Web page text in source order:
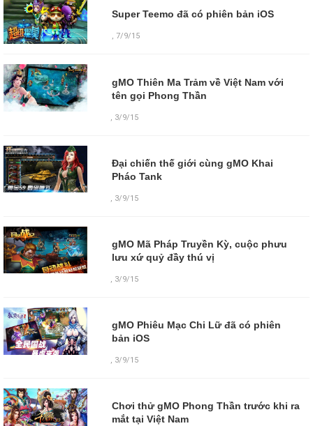
Super Teemo đã có phiên bản iOS
, 7/9/15
gMO Thiên Ma Trảm về Việt Nam với
tên gọi Phong Thần
, 3/9/15
Đại chiến thế giới cùng gMO Khai
Pháo Tank
, 3/9/15
gMO Mã Pháp Truyền Kỳ, cuộc phưu
lưu xứ quỷ đầy thú vị
, 3/9/15
gMO Phiêu Mạc Chi Lữ đã có phiên
bản iOS
, 3/9/15
Chơi thử gMO Phong Thần trước khi ra
mắt tại Việt Nam